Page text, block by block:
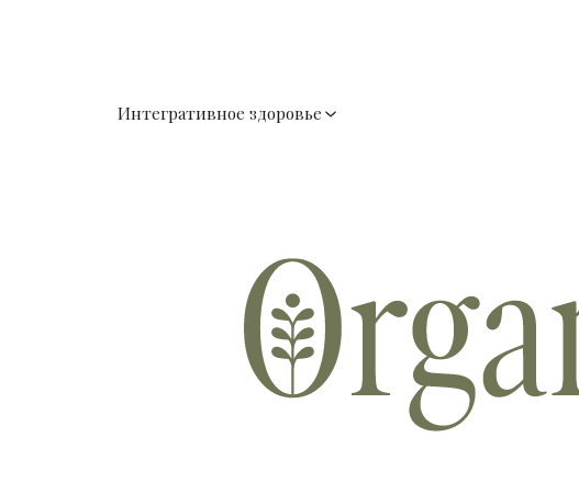
Интегративное здоровье